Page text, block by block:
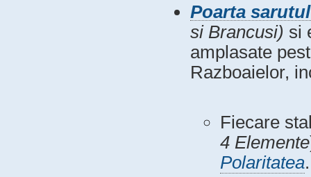
Poarta
si Brancusi) si
amplasate
Razboaielor,
Fiecare
4 Elemente
Polaritatea.